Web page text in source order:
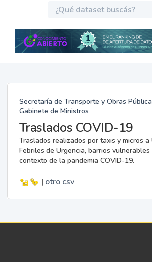
Secretaría de Transporte y Obras
Gabinete de Ministros
Traslados COVID-19
Traslados realizados por taxis y micros a
Febriles de Urgencia, barrios
contexto de la pandemia COVID-19.
| otro csv